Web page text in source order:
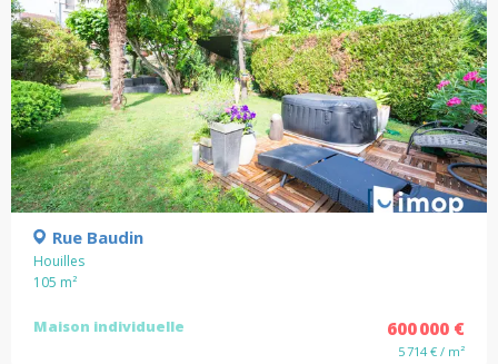
Rue Baudin
Houilles
105 m²
Maison individuelle 600 000 €
5 714 € / m²